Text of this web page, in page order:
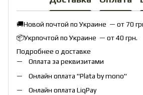
🚚Новой почтой по Украине — от 70
📦Укрпочтой по Украине — от 40 грн.
Подробнее о доставке
Оплата за реквизитами
Онлайн оплата "Plata by mono"
Онлайн оплата LiqPay